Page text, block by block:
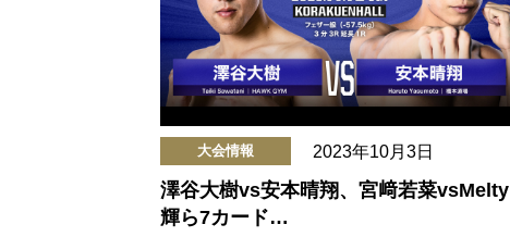
大会情報 2023年10月3日
澤谷大樹vs安本晴翔、宮﨑若菜vsMelty
輝ら7カード…